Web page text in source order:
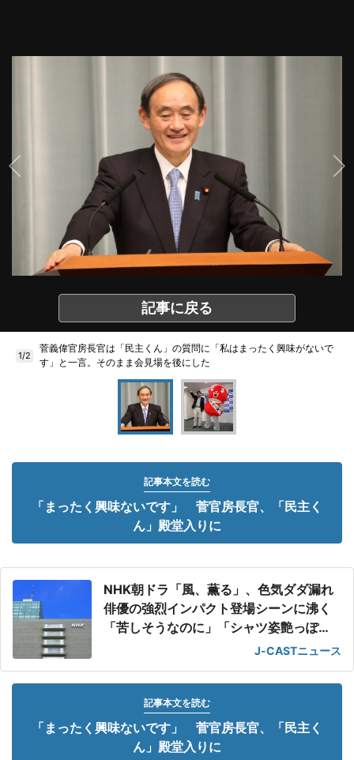
記事に戻る
1/2
菅義偉官房長官は「民主くん」の質問に「私はまったく興味がないで
す」と一言。そのまま会見場を後にした
記事本文を読む
「まったく興味ないです」 菅官房長官、「民主く
ん」殿堂入りに
NHK朝ドラ「風、薫る」、色気ダダ漏れ
俳優の強烈インパクト登場シーンに沸く
「苦しそうなのに」「シャツ姿艶っぽ
J-CASTニュース
記事本文を読む
「まったく興味ないです」 菅官房長官、「民主く
ん」殿堂入りに